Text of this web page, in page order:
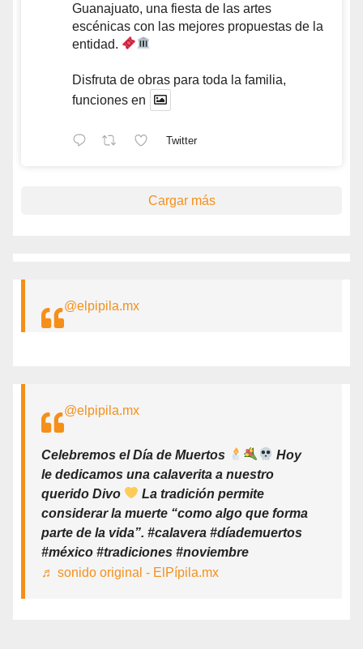
Guanajuato, una fiesta de las artes
escénicas con las mejores propuestas de la
entidad.
Disfruta de obras para toda la familia,
funciones en
Twitter
Cargar más
@elpipila.mx
@elpipila.mx
Celebremos el Día de Muertos
Hoy
le dedicamos una calaverita a nuestro
querido Divo
La tradición permite
considerar la muerte “como algo que forma
parte de la vida”. #calavera #díademuertos
#méxico #tradiciones #noviembre
♬ sonido original - ElPípila.mx